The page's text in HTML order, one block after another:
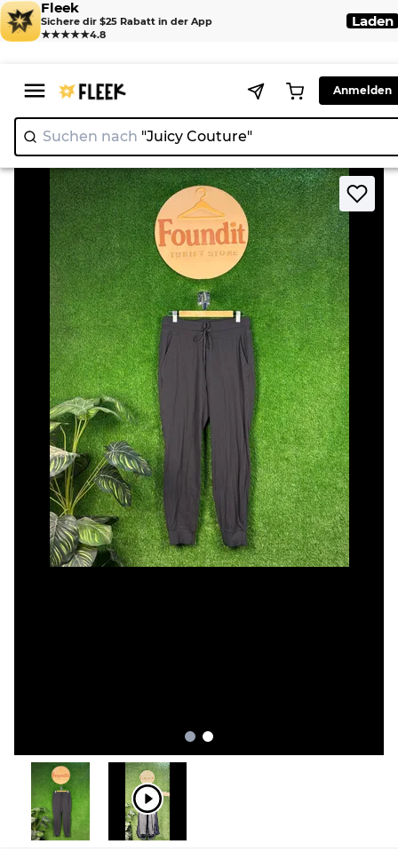
Fleek
Sichere dir $25 Rabatt in der App
★★★★★4.8
Laden
Anmelden
Suchen nach "Juicy Couture"
Home > Legging > Lululemon Trousers